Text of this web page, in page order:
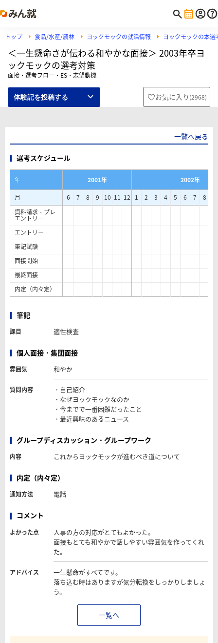
トップ 食品/水産/農林 ヨックモックの就活情報 ヨックモックの本選
＜一生懸命さが伝わる和やかな面接＞ 2003年卒ヨ
ックモックの選考対策
面接・選考フロー・ES・志望動機
体験記を投稿する お気に入り (2968)
一覧へ戻る
選考スケジュール
年 2001年
2002年
月
6 7 8 9 10 11 12 1 2 3 4 5 6 7 8
資料請求・プレ
エントリー
エントリー
筆記試験
面接開始
最終面接
内定（内々定）
筆記
課目 適性検査
個人面接・集団面接
雰囲気 和やか
質問内容
・自己紹介
・なぜヨックモックなのか
・今までで一番困難だったこと
・最近興味のあるニュース
グループディスカッション・グループワーク
内容 これからヨックモックが進むべき道について
内定（内々定）
通知方法 電話
コメント
よかった点
人事の方の対応がとてもよかった。
面接もとても和やかで話しやすい雰囲気を作ってくれ
た。
アドバイス
一生懸命がすべてです。
落ち込む時はありますが気分転換をしっかりしましょ
う。
一覧へ